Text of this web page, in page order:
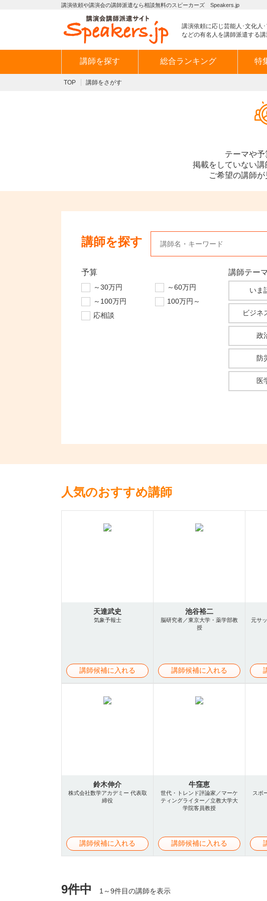
講演依頼や講演会の講師派遣なら相談無料のスピーカーズ Speakers.jp
講演依頼に応じ芸能人･文化人･
などの有名人を講師派遣する
講師を探す 総合ランキング 特
TOP 講師をさがす
テーマや予
掲載をしていない講
ご希望の講師
講師を探す
予算
～30万円
～60万円
～100万円
100万円～
応相談
講師テー
いま
ビジネ
政
防
医
人気のおすすめ講師
天達武史
気象予報士
講師候補に入れる
池谷裕二
脳研究者／東京大学・薬学部教
授
講師候補に入れる
元サ
鈴木伸介
株式会社数学アカデミー 代表取
締役
講師候補に入れる
牛窪恵
世代・トレンド評論家／マーケ
ティングライター／立教大学大
学院客員教授
講師候補に入れる
スポ
9件中 1～9件目の講師を表示